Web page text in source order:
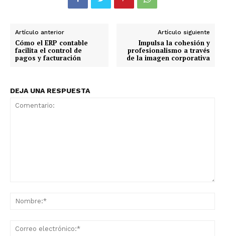
Artículo anterior
Cómo el ERP contable
facilita el control de
pagos y facturación
Artículo siguiente
Impulsa la cohesión y
profesionalismo a través
de la imagen corporativa
DEJA UNA RESPUESTA